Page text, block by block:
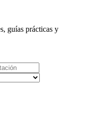
guías prácticas y